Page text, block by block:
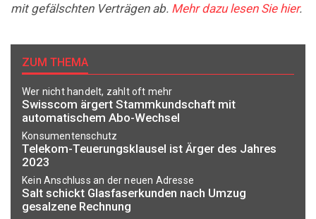
mit gefälschten Verträgen ab. Mehr dazu lesen Sie hier.
ZUM THEMA
Wer nicht handelt, zahlt oft mehr
Swisscom ärgert Stammkundschaft mit
automatischem Abo-Wechsel
Konsumentenschutz
Telekom-Teuerungsklausel ist Ärger des Jahres
2023
Kein Anschluss an der neuen Adresse
Salt schickt Glasfaserkunden nach Umzug
gesalzene Rechnung